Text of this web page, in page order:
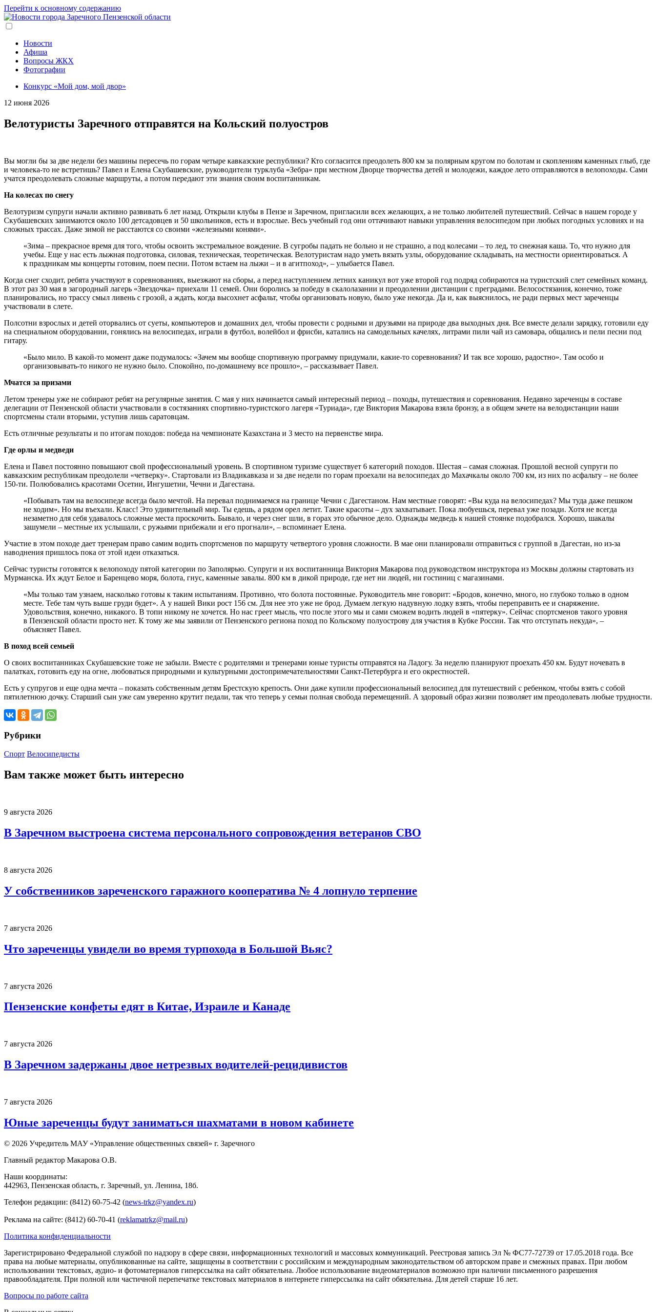
Перейти к основному содержанию
Новости
Афиша
Вопросы ЖКХ
Фотографии
Конкурс «Мой дом, мой двор»
12 июня 2026
Велотуристы Заречного отправятся на Кольский полуостров
Вы могли бы за две недели без машины пересечь по горам четыре кавказские республики? Кто согласится преодолеть 800 км за полярным кругом по болотам и скоплениям каменных глыб, где
и человека-то не встретишь? Павел и Елена Скубашевские, руководители турклуба «Зебра» при местном Дворце творчества детей и молодежи, каждое лето отправляются в велопоходы. Сами
учатся преодолевать сложные маршруты, а потом передают эти знания своим воспитанникам.
На колесах по снегу
Велотуризм супруги начали активно развивать 6 лет назад. Открыли клубы в Пензе и Заречном, пригласили всех желающих, а не только любителей путешествий. Сейчас в нашем городе у
Скубашевских занимаются около 100 детсадовцев и 50 школьников, есть и взрослые. Весь учебный год они оттачивают навыки управления велосипедом при любых погодных условиях и на
сложных трассах. Даже зимой не расстаются со своими «железными конями».
«Зима – прекрасное время для того, чтобы освоить экстремальное вождение. В сугробы падать не больно и не страшно, а под колесами – то лед, то снежная каша. То, что нужно для
учебы. Еще у нас есть лыжная подготовка, силовая, техническая, теоретическая. Велотуристам надо уметь вязать узлы, оборудование складывать, на местности ориентироваться. А
к праздникам мы концерты готовим, поем песни. Потом встаем на лыжи – и в агитпоход», – улыбается Павел.
Когда снег сходит, ребята участвуют в соревнованиях, выезжают на сборы, а перед наступлением летних каникул вот уже второй год подряд собираются на туристский слет семейных команд.
В этот раз 30 мая в загородный лагерь «Звездочка» приехали 11 семей. Они боролись за победу в скалолазании и преодолении дистанции с преградами. Велосостязания, конечно, тоже
планировались, но трассу смыл ливень с грозой, а ждать, когда высохнет асфальт, чтобы организовать новую, было уже некогда. Да и, как выяснилось, не ради первых мест зареченцы
участвовали в слете.
Полсотни взрослых и детей оторвались от суеты, компьютеров и домашних дел, чтобы провести с родными и друзьями на природе два выходных дня. Все вместе делали зарядку, готовили еду
на специальном оборудовании, гонялись на велосипедах, играли в футбол, волейбол и фрисби, катались на самодельных качелях, литрами пили чай из самовара, общались и пели песни под
гитару.
«Было мило. В какой-то момент даже подумалось: «Зачем мы вообще спортивную программу придумали, какие-то соревнования? И так все хорошо, радостно». Там особо и
организовывать-то никого не нужно было. Спокойно, по-домашнему все прошло», – рассказывает Павел.
Мчатся за призами
Летом тренеры уже не собирают ребят на регулярные занятия. С мая у них начинается самый интересный период – походы, путешествия и соревнования. Недавно зареченцы в составе
делегации от Пензенской области участвовали в состязаниях спортивно-туристского лагеря «Туриада», где Виктория Макарова взяла бронзу, а в общем зачете на велодистанции наши
спортсмены стали вторыми, уступив лишь саратовцам.
Есть отличные результаты и по итогам походов: победа на чемпионате Казахстана и 3 место на первенстве мира.
Где орлы и медведи
Елена и Павел постоянно повышают свой профессиональный уровень. В спортивном туризме существует 6 категорий походов. Шестая – самая сложная. Прошлой весной супруги по
кавказским республикам преодолели «четверку». Стартовали из Владикавказа и за две недели по горам проехали на велосипедах до Махачкалы около 700 км, из них по асфальту – не более
150-ти. Полюбовались красотами Осетии, Ингушетии, Чечни и Дагестана.
«Побывать там на велосипеде всегда было мечтой. На перевал поднимаемся на границе Чечни с Дагестаном. Нам местные говорят: «Вы куда на велосипедах? Мы туда даже пешком
не ходим». Но мы въехали. Класс! Это удивительный мир. Ты едешь, а рядом орел летит. Такие красоты – дух захватывает. Пока любуешься, перевал уже позади. Хотя не всегда
незаметно для себя удавалось сложные места проскочить. Бывало, и через снег шли, в горах это обычное дело. Однажды медведь к нашей стоянке подобрался. Хорошо, шакалы
зашумели – местные их услышали, с ружьями прибежали и его прогнали», – вспоминает Елена.
Участие в этом походе дает тренерам право самим водить спортсменов по маршруту четвертого уровня сложности. В мае они планировали отправиться с группой в Дагестан, но из-за
наводнения пришлось пока от этой идеи отказаться.
Сейчас туристы готовятся к велопоходу пятой категории по Заполярью. Супруги и их воспитанница Виктория Макарова под руководством инструктора из Москвы должны стартовать из
Мурманска. Их ждут Белое и Баренцево моря, болота, гнус, каменные завалы. 800 км в дикой природе, где нет ни людей, ни гостиниц с магазинами.
«Мы только там узнаем, насколько готовы к таким испытаниям. Противно, что болота постоянные. Руководитель мне говорит: «Бродов, конечно, много, но глубоко только в одном
месте. Тебе там чуть выше груди будет». А у нашей Вики рост 156 см. Для нее это уже не брод. Думаем легкую надувную лодку взять, чтобы переправить ее и снаряжение.
Удовольствия, конечно, никакого. В топи никому не хочется. Но нас греет мысль, что после этого мы и сами сможем водить людей в «пятерку». Сейчас спортсменов такого уровня
в Пензенской области просто нет. К тому же мы заявили от Пензенского региона поход по Кольскому полуострову для участия в Кубке России. Так что отступать некуда», –
объясняет Павел.
В поход всей семьей
О своих воспитанниках Скубашевские тоже не забыли. Вместе с родителями и тренерами юные туристы отправятся на Ладогу. За неделю планируют проехать 450 км. Будут ночевать в
палатках, готовить еду на огне, любоваться природными и культурными достопримечательностями Санкт-Петербурга и его окрестностей.
Есть у супругов и еще одна мечта – показать собственным детям Брестскую крепость. Они даже купили профессиональный велосипед для путешествий с ребенком, чтобы взять с собой
пятилетнюю дочку. Старший сын уже сам уверенно крутит педали, так что теперь у семьи полная свобода перемещений. А здоровый образ жизни позволяет им преодолевать любые трудности.
Рубрики
Спорт Велосипедисты
Вам также может быть интересно
9 августа 2026
В Заречном выстроена система персонального сопровождения ветеранов СВО
8 августа 2026
У собственников зареченского гаражного кооператива № 4 лопнуло терпение
7 августа 2026
Что зареченцы увидели во время турпохода в Большой Вьяс?
7 августа 2026
Пензенские конфеты едят в Китае, Израиле и Канаде
7 августа 2026
В Заречном задержаны двое нетрезвых водителей-рецидивистов
7 августа 2026
Юные зареченцы будут заниматься шахматами в новом кабинете
© 2026 Учредитель МАУ «Управление общественных связей» г. Заречного
Главный редактор Макарова О.В.
Наши координаты:
442963, Пензенская область, г. Заречный, ул. Ленина, 18б.
Телефон редакции: (8412) 60-75-42 (news-trkz@yandex.ru)
Реклама на сайте: (8412) 60-70-41 (reklamatrkz@mail.ru)
Политика конфиденциальности
Зарегистрировано Федеральной службой по надзору в сфере связи, информационных технологий и массовых коммуникаций. Реестровая запись Эл № ФС77-72739 от 17.05.2018 года. Все
права на любые материалы, опубликованные на сайте, защищены в соответствии с российским и международным законодательством об авторском праве и смежных правах. При любом
использовании текстовых, аудио- и фотоматериалов гиперссылка на сайт обязательна. Любое использование видеоматериалов возможно при наличии письменного разрешения
правообладателя. При полной или частичной перепечатке текстовых материалов в интернете гиперссылка на сайт обязательна. Для детей старше 16 лет.
Вопросы по работе сайта